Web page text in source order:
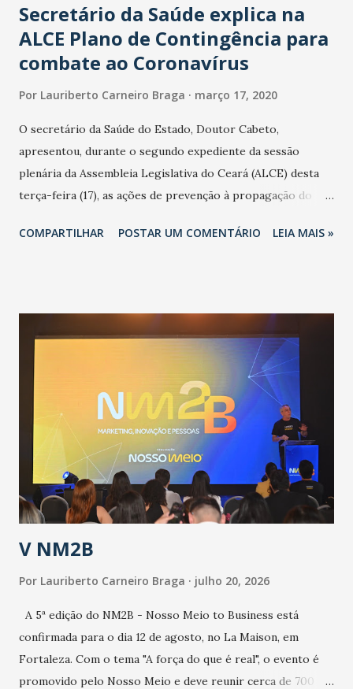
Secretário da Saúde explica na
ALCE Plano de Contingência para
combate ao Coronavírus
Por Lauriberto Carneiro Braga março 17, 2020
O secretário da Saúde do Estado, Doutor Cabeto,
apresentou, durante o segundo expediente da sessão
plenária da Assembleia Legislativa do Ceará (ALCE) desta
terça-feira (17), as ações de prevenção à propagação do
adotadas pelo Governo do Estado na contenção da
população suspeita e de cuidados com os ambientes
públicos e domiciliares. “Nós não estamos vivendo uma
epidemia comum, como temos em todos os anos, com
aumento de casos de dengue, influenza ou H1N1. Trata-se
de uma epidemia com um vírus diferente, com um poder de
contaminação maior que outros coronavírus”, apontou o
secretário. Segundo ele, é uma epidemia com chance de
contaminação alta, podendo gerar um grande risco à
população e ao sistema de saúde. “Precisamos saber fazer a
estratificação do risco da doença, para não so...
COMPARTILHAR POSTAR UM COMENTÁRIO LEIA MAIS »
V NM2B
Por Lauriberto Carneiro Braga julho 20, 2026
A 5ª edição do NM2B - Nosso Meio to Business está
confirmada para o dia 12 de agosto, no La Maison, em
Fortaleza. Com o tema "A força do que é real", o evento é
promovido pelo Nosso Meio e deve reunir cerca de 700